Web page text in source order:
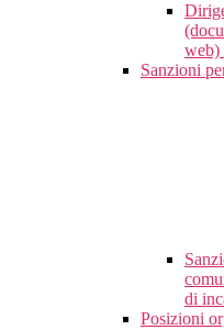
web)
Sanzioni
di
Posizioni